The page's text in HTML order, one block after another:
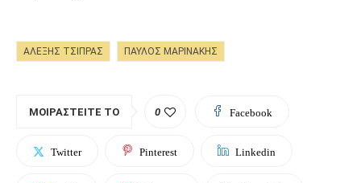
ΑΛΕΞΗΣ ΤΣΙΠΡΑΣ ΠΑΥΛΟΣ ΜΑΡΙΝΑΚΗΣ
ΜΟΙΡΑΣΤΕΊΤΕ ΤΟ 0 Facebook
Twitter Pinterest Linkedin